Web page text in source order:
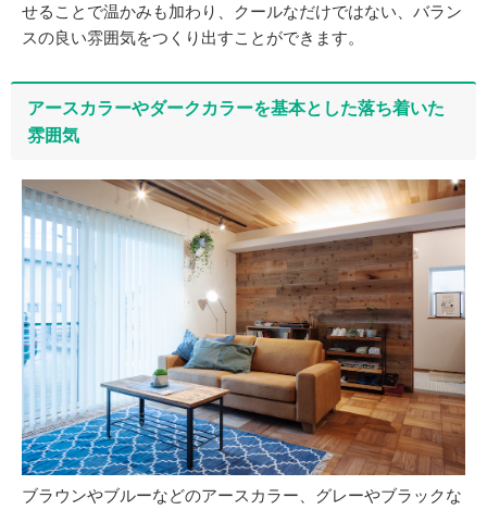
せることで温かみも加わり、クールなだけではない、バラン
スの良い雰囲気をつくり出すことができます。
アースカラーやダークカラーを基本とした落ち着いた
雰囲気
ブラウンやブルーなどのアースカラー、グレーやブラックな